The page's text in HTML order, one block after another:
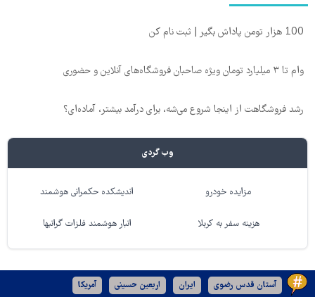
100 هزار تومن پاداش بگیر | ثبت نام کن
وام تا ۳ میلیارد تومان ویژه صاحبان فروشگاه‌های آنلاین و حضوری
رشد فروشگاهت از اینجا شروع می‌شه، برای درآمد بیشتر، آماده‌ای؟
وب گردی
مزایده خودرو اندیشکده حکمرانی هوشمند
هزینه سفر به کربلا انبار هوشمند فلزات گرانبها
آستان قدس رضوی ایران اربعین حسینی آمریکا